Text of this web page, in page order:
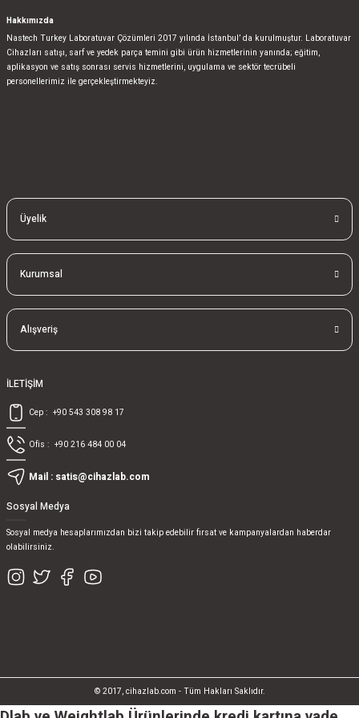
Hakkımızda
Nastech Turkey Laboratuvar Çözümleri 2017 yılında İstanbul’ da kurulmuştur. Laboratuvar
Cihazları satışı, sarf ve yedek parça temini gibi ürün hizmetlerinin yanında; eğitim,
aplikasyon ve satış sonrası servis hizmetlerini, uygulama ve sektör tecrübeli
personellerimiz ile gerçekleştirmekteyiz.
Üyelik
Kurumsal
Alışveriş
İLETİŞİM
Cep : +90 543 308 98 17
Ofis : +90 216 484 00 04
Mail : satis@cihazlab.com
Sosyal Medya
Sosyal medya hesaplarımızdan bizi takip edebilir fırsat ve kampanyalardan haberdar
olabilirsiniz.
© 2017, cihazlab.com - Tüm Hakları Saklıdır.